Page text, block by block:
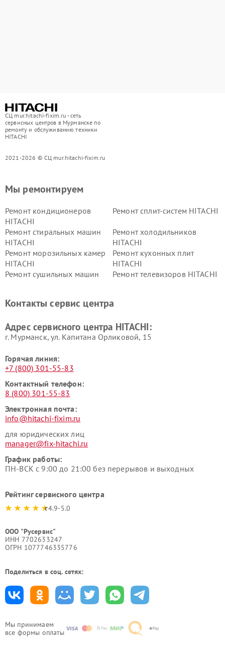
СЦ mur.hitachi-fixim.ru - сеть
сервисных центров в Мурманске по
ремонту и обслуживанию техники
HITACHI
2021-2026 © СЦ mur.hitachi-fixim.ru
Мы принимаем
все формы оплаты
Мы ремонтируем
Ремонт кондиционеров
HITACHI
Ремонт сплит-систем HITACHI
Ремонт стиральных машин
HITACHI
Ремонт холодильников
HITACHI
Ремонт морозильных камер
HITACHI
Ремонт кухонных плит
HITACHI
Ремонт сушильных машин
Ремонт телевизоров HITACHI
данных HITACHI
HITACHI
HITACHI
HITACHI
Контакты сервис центра
Адрес сервисного центра HITACHI:
г. Мурманск, ул. Капитана Орликовой, 15
Горячая линия:
+7 (800) 301-55-83
Контактный телефон:
8 (800) 301-55-83
Электронная почта:
info@hitachi-fixim.ru
для юридических лиц
manager@fix-hitachi.ru
График работы:
ПН-ВСК с 9:00 до 21:00 без перерывов и выходных
Рейтинг сервисного центра
4.9-5.0
ООО "Русервис"
ИНН 7702633247
ОГРН 1077746335776
Поделиться в соц. сетях: